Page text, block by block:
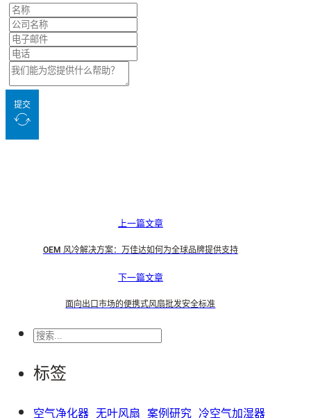
提交
上一篇文章
OEM 风冷解决方案：万佳达如何为全球品牌提供支持
下一篇文章
面向出口市场的便携式风扇批发安全标准
搜
索
标签
空气净化器 无叶风扇 案例研究 冷空气加湿器